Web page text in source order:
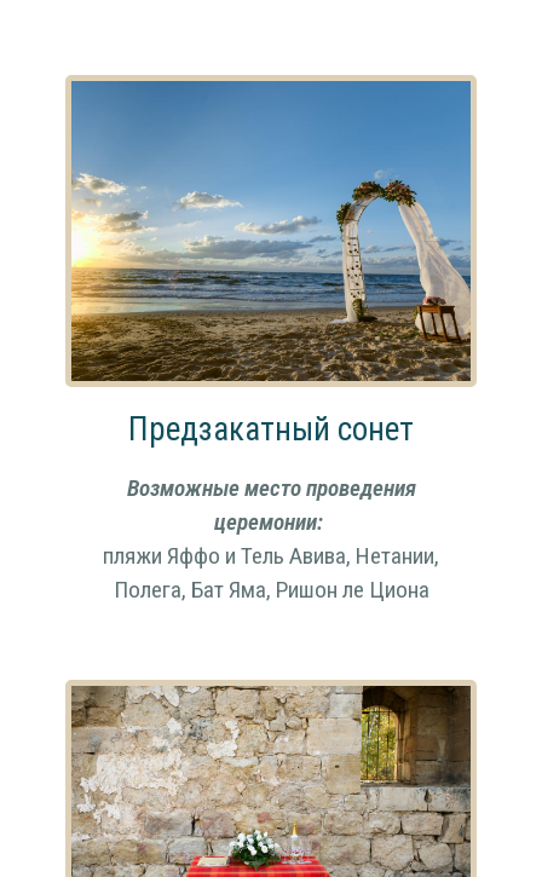
Предзакатный сонет
Возможные место проведения
церемонии:
пляжи Яффо и Тель Авива, Нетании,
Полега, Бат Яма, Ришон ле Циона